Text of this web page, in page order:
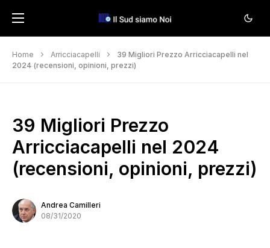
Home Arricciacapelli
39 Migliori Prezzo Arricciacapelli nel
2024 (recensioni, opinioni, prezzi)
39 Migliori Prezzo
Arricciacapelli nel 2024
(recensioni, opinioni, prezzi)
Andrea Camilleri
08/31/2020